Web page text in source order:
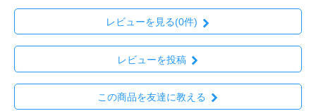
レビューを見る(0件)
レビューを投稿
この商品を友達に教える